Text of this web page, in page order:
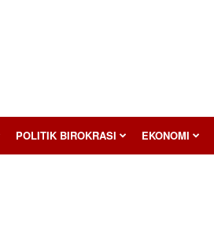
POLITIK BIROKRASI EKONOMI